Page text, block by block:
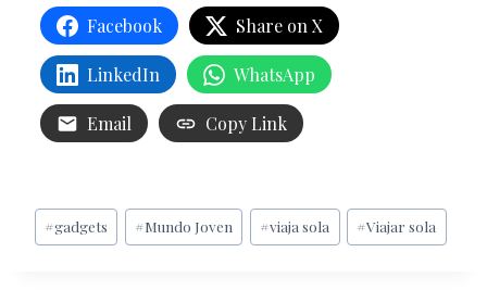
Facebook Share on X
LinkedIn WhatsApp
Email Copy Link
Etiquetas
de
#gadgets #Mundo Joven #viaja sola #Viajar sola